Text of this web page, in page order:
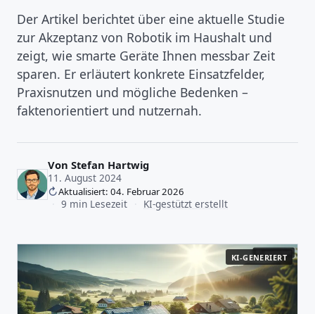
Der Artikel berichtet über eine aktuelle Studie
zur Akzeptanz von Robotik im Haushalt und
zeigt, wie smarte Geräte Ihnen messbar Zeit
sparen. Er erläutert konkrete Einsatzfelder,
Praxisnutzen und mögliche Bedenken –
faktenorientiert und nutzernah.
Von Stefan Hartwig
11. August 2024
Aktualisiert: 04. Februar 2026
9 min Lesezeit KI-gestützt erstellt
KI-GENERIERT